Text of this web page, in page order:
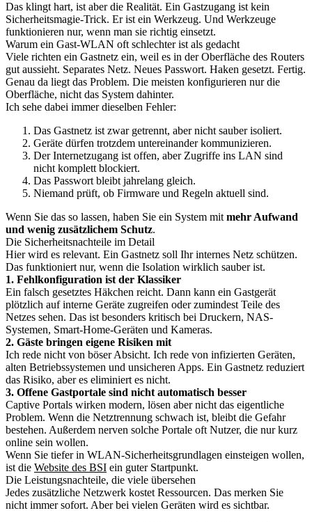
Das klingt hart, ist aber die Realität. Ein Gastzugang ist kein
Sicherheitsmagie-Trick. Er ist ein Werkzeug. Und Werkzeuge
funktionieren nur, wenn man sie richtig einsetzt.
Warum ein Gast-WLAN oft schlechter ist als gedacht
Viele richten ein Gastnetz ein, weil es in der Oberfläche des Routers
gut aussieht. Separates Netz. Neues Passwort. Haken gesetzt. Fertig.
Genau da liegt das Problem. Die meisten konfigurieren nur die
Oberfläche, nicht das System dahinter.
Ich sehe dabei immer dieselben Fehler:
Das Gastnetz ist zwar getrennt, aber nicht sauber isoliert.
Geräte dürfen trotzdem untereinander kommunizieren.
Der Internetzugang ist offen, aber Zugriffe ins LAN sind
nicht komplett blockiert.
Das Passwort bleibt jahrelang gleich.
Niemand prüft, ob Firmware und Regeln aktuell sind.
Wenn Sie das so lassen, haben Sie ein System mit mehr Aufwand
und wenig zusätzlichem Schutz.
Die Sicherheitsnachteile im Detail
Hier wird es relevant. Ein Gastnetz soll Ihr internes Netz schützen.
Das funktioniert nur, wenn die Isolation wirklich sauber ist.
1. Fehlkonfiguration ist der Klassiker
Ein falsch gesetztes Häkchen reicht. Dann kann ein Gastgerät
plötzlich auf interne Geräte zugreifen oder zumindest Teile des
Netzes sehen. Das ist besonders kritisch bei Druckern, NAS-
Systemen, Smart-Home-Geräten und Kameras.
2. Gäste bringen eigene Risiken mit
Ich rede nicht von böser Absicht. Ich rede von infizierten Geräten,
alten Betriebssystemen und unsicheren Apps. Ein Gastnetz reduziert
das Risiko, aber es eliminiert es nicht.
3. Offene Gastportale sind nicht automatisch besser
Captive Portals wirken modern, lösen aber nicht das eigentliche
Problem. Wenn die Netztrennung schwach ist, bleibt die Gefahr
bestehen. Außerdem nerven solche Portale oft Nutzer, die nur kurz
online sein wollen.
Wenn Sie tiefer in WLAN-Sicherheitsgrundlagen einsteigen wollen,
ist die Website des BSI ein guter Startpunkt.
Die Leistungsnachteile, die viele übersehen
Jedes zusätzliche Netzwerk kostet Ressourcen. Das merken Sie
nicht immer sofort. Aber bei vielen Geräten wird es sichtbar.